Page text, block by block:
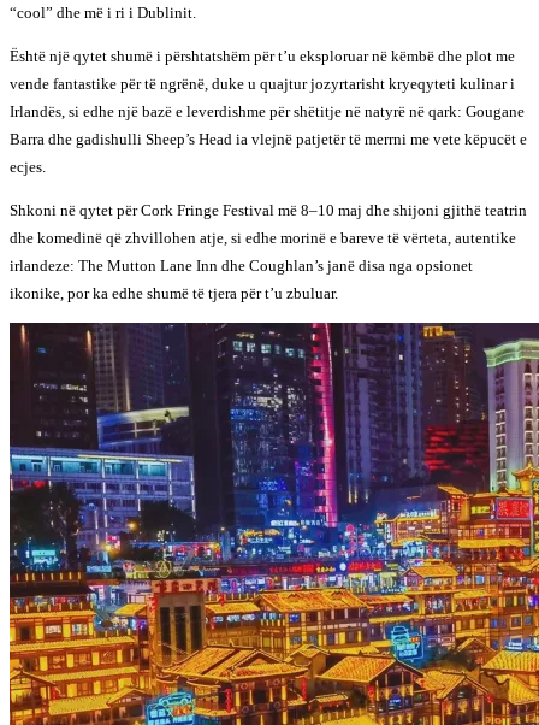
“cool” dhe më i ri i Dublinit.
Është një qytet shumë i përshtatshëm për t’u eksploruar në këmbë dhe plot me
vende fantastike për të ngrënë, duke u quajtur jozyrtarisht kryeqyteti kulinar i
Irlandës, si edhe një bazë e leverdishme për shëtitje në natyrë në qark: Gougane
Barra dhe gadishulli Sheep’s Head ia vlejnë patjetër të merrni me vete këpucët e
ecjes.
Shkoni në qytet për Cork Fringe Festival më 8–10 maj dhe shijoni gjithë teatrin
dhe komedinë që zhvillohen atje, si edhe morinë e bareve të vërteta, autentike
irlandeze: The Mutton Lane Inn dhe Coughlan’s janë disa nga opsionet
ikonike, por ka edhe shumë të tjera për t’u zbuluar.